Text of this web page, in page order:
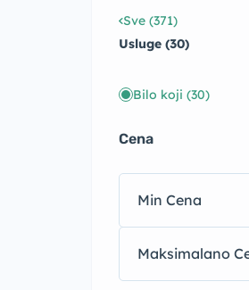
Sve (371)
Usluge (30)
Bilo koji (30)
Cena